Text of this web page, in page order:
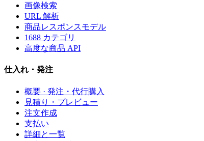
画像検索
URL 解析
商品レスポンスモデル
1688 カテゴリ
高度な商品 API
仕入れ・発注
概要 · 発注・代行購入
見積り・プレビュー
注文作成
支払い
詳細と一覧